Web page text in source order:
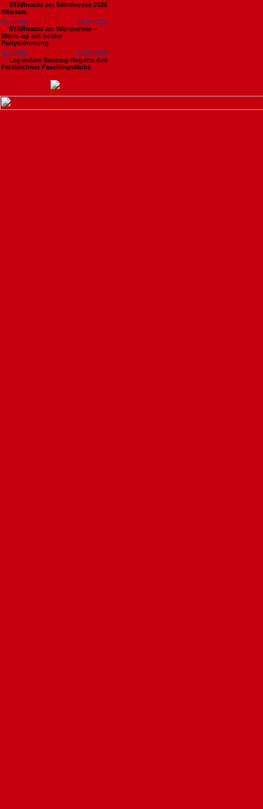
STARnacht am Wörthersee 2026
/Startalk
Nr. 18762
14.07.2026
STARnacht am Wörthersee –
Warm-up mit bester
Partystimmung
Nr. 18761
13.07.2026
Legendäre Sautrog-Regatta des
Feldkirchner Faschingsklubs